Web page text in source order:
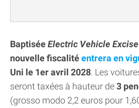
BaptiséeElectric Vehicle
nouvelle fiscalitéentrera en
Uni le 1er avril 2028. Les
seront taxées à hauteur de3
(grosso modo 2,2 euros pour